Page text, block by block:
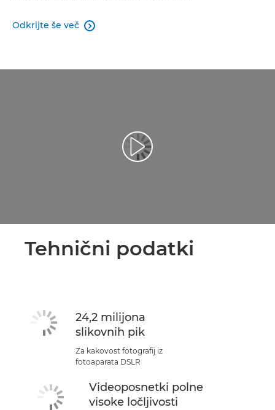
Odkrijte še več 
Tehnični podatki
24,2 milijona
slikovnih pik
Za kakovost fotografij iz
fotoaparata DSLR
Videoposnetki polne
visoke ločljivosti